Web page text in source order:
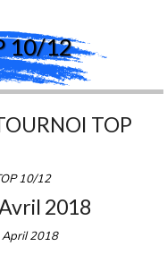
10/12
TOP
10/12
2018
April 2018